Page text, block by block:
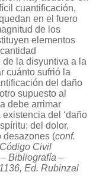
cuantificación,
en el fuero
de los
elementos
la disyuntiva a la
cuánto sufrió la
del daño
supuesto al
debe arrimar
del ‘daño
del dolor,
desazones (conf.
Civil
Bibliografía –
Ed. Rubinzal